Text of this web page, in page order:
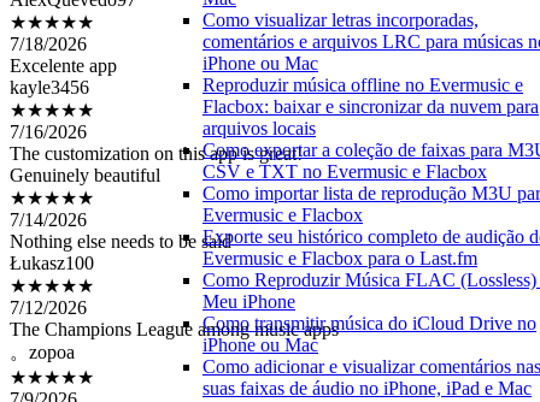
Como visualizar letras incorporadas,
comentários e arquivos LRC para músicas
iPhone ou Mac
Reproduzir música offline no Evermusic e
Flacbox: baixar e sincronizar da nuvem para
arquivos locais
Como exportar a coleção de faixas para
CSV e TXT no Evermusic e Flacbox
Como importar lista de reprodução M3U
Evermusic e Flacbox
Exporte seu histórico completo de audição
Evermusic e Flacbox para o Last.fm
Como Reproduzir Música FLAC (Lossless)
Meu iPhone
Como transmitir música do iCloud Drive no
iPhone ou Mac
Como adicionar e visualizar comentários nas
suas faixas de áudio no iPhone, iPad e Mac
★★★★★
7/18/2026
Excelente app
kayle3456
★★★★★
7/16/2026
The customization on this app is great!
Genuinely beautiful
★★★★★
7/14/2026
Nothing else needs to be said
Łukasz100
★★★★★
7/12/2026
The Champions League among music apps
。zopoa
★★★★★
7/9/2026